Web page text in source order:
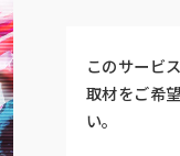
このサービ
取材をご希
い。